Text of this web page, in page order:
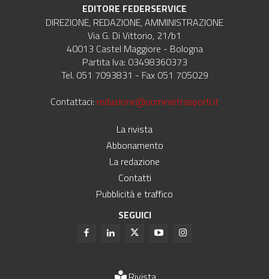
EDITORE FEDERSERVICE
DIREZIONE, REDAZIONE, AMMINISTRAZIONE
Via G. Di Vittorio, 21/b1
40013 Castel Maggiore - Bologna
Partita Iva: 03498360373
Tel. 051 7093831 - Fax 051 705029
Contattaci: redazione@uominietrasporti.it
La rivista
Abbonamento
La redazione
Contatti
Pubblicità e traffico
SEGUICI